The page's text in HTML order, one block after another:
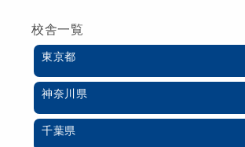
校舎一覧
東京都
神奈川県
千葉県